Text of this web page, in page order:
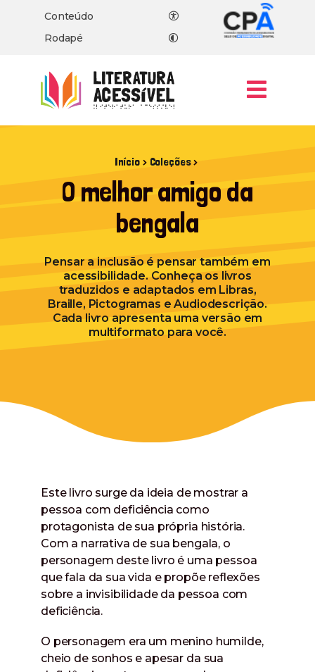
Conteúdo
Rodapé
Início, ir para a página inicial
Coleções
O melhor amigo da
bengala
Pensar a inclusão é pensar também em
acessibilidade. Conheça os livros
traduzidos e adaptados em Libras,
Braille, Pictogramas e Audiodescrição.
Cada livro apresenta uma versão em
multiformato para você.
Este livro surge da ideia de mostrar a
pessoa com deficiência como
protagonista de sua própria história.
Com a narrativa de sua bengala, o
personagem deste livro é uma pessoa
que fala da sua vida e propõe reflexões
sobre a invisibilidade da pessoa com
deficiência.
O personagem era um menino humilde,
cheio de sonhos e apesar da sua